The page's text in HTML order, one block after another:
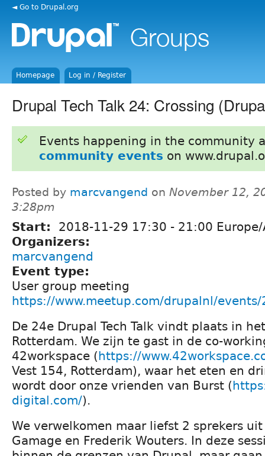
◄ Go to Drupal.org
Homepage Log in / Register
Drupal Tech Talk 24: Crossing
Events happening in the community
community events on
Posted by marcvangend on November 12,
3:28pm
Start: 2018-11-29 17:30 - 21:00
Organizers:
marcvangend
Event type:
User group meeting
https://www.meetup.com/drupalnl/
De 24e Drupal Tech Talk vindt plaats in
Rotterdam. We zijn te gast in de co-
42workspace (https://
Vest 154, Rotterdam), waar het eten en
wordt door onze vrienden van Burst (
digital.com/).
We verwelkomen maar liefst 2 sprekers
Gamage en Frederik Wouters. In deze